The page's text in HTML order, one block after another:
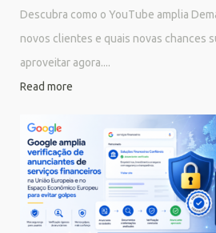
Descubra como o YouTube amplia
novos clientes e quais novas chances
aproveitar agora....
Read more